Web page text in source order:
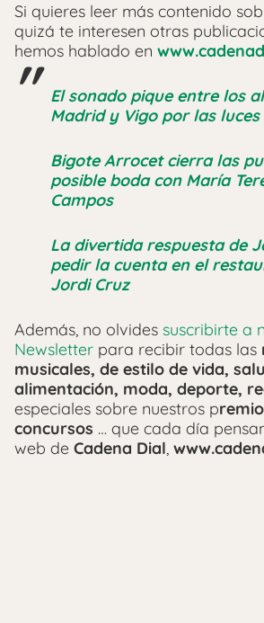
Si quieres leer más contenido
quizá te interesen otras
hemos hablado en
El sonado pique entre los
Madrid y Vigo por las
Bigote Arrocet cierra las
posible boda con María
Campos
La divertida respuesta de
pedir la cuenta en el
Jordi Cruz
Además, no olvides suscribirte a
Newsletter para recibir todas las
musicales, de estilo de vida,
alimentación, moda, deporte,
especiales sobre nuestros p
concursos … que cada día
web de Cadena Dial,